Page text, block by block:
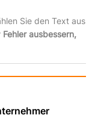
Sie den Text aus
Fehler ausbessern,